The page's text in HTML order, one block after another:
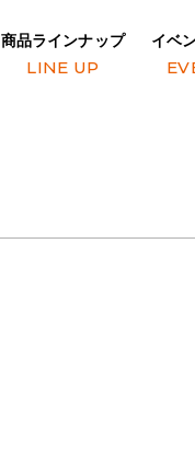
商品ラインナップ
LINE UP
イベ